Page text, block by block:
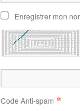
Enregistrer mon
Code Anti-spam *